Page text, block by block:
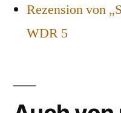
Rezension von
WDR 5